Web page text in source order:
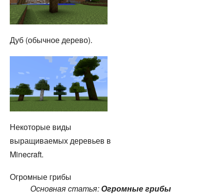
Дуб (обычное дерево).
Некоторые виды
выращиваемых деревьев в
Minecraft.
Огромные грибы
Основная статья:Огромные грибы